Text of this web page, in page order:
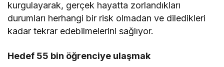
kurgulayarak, gerçek hayatta zorlandıkları
durumları herhangi bir risk olmadan ve diledikleri
kadar tekrar edebilmelerini sağlıyor.
Hedef 55 bin öğrenciye ulaşmak